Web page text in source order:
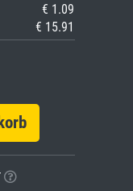
€ 1.09
€ 15.91